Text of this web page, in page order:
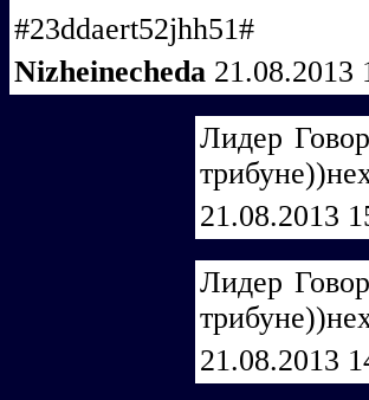
#23ddaert52jhh51#
Nizheinecheda 21.08.2013
Лидер
21.08.2013
Лидер
21.08.2013